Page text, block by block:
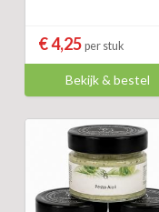
€ 4,25 per stuk
Bekijk & bestel